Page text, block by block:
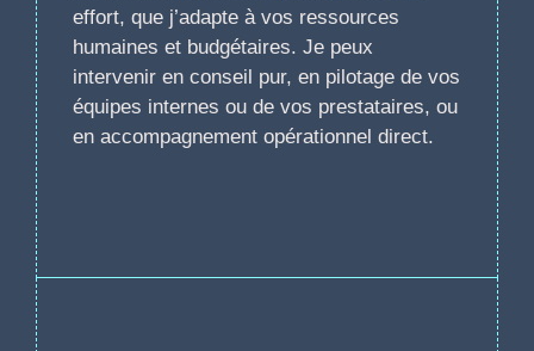
effort, que j’adapte à vos ressources
humaines et budgétaires. Je peux
intervenir en conseil pur, en pilotage de vos
équipes internes ou de vos prestataires, ou
en accompagnement opérationnel direct.